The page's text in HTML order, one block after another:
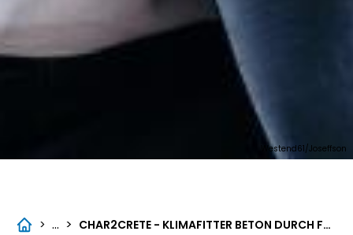
Westend61/Joseffson
> ... > CHAR2CRETE - KLIMAFITTER BETON DURCH FUNKTIONALISIERTE BIOKOHLE